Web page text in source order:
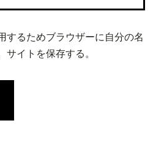
するためブラウザーに自分の名
サイトを保存する。